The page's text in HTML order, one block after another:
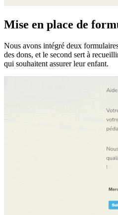
Mise en place de
Nous avons intégré deux
des dons, et le second sert à
qui souhaitent assurer leur enfant.